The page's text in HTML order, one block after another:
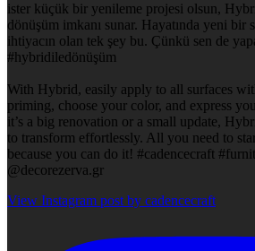
ister küçük bir yenileme projesi olsun,
dönüşüm imkanı sunar. Hayatında yeni bir
ihtiyacın olan tek şey bu. Çünkü sen de
#hybridiledönüşüm
With Hybrid, easily apply to all surfaces
priming, choose your color, and express
it’s a big renovation or a small update,
to transform effortlessly. All you need to
because you can do it! #cadencecraft
@decorezerva.gr
View Instagram post by cadencecraft